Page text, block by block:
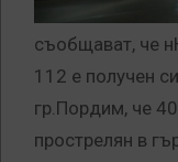
съобщават, че
112 е получен
гр.Пордим, че
прострелян в